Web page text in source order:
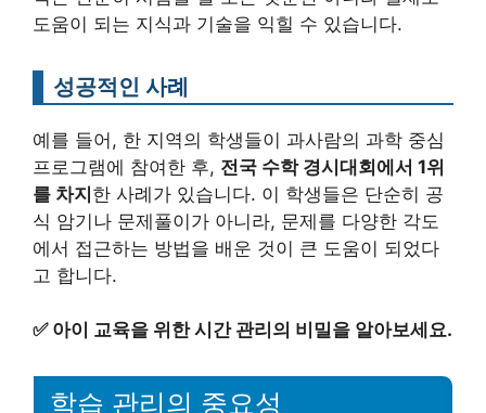
도움이 되는 지식과 기술을 익힐 수 있습니다.
성공적인 사례
예를 들어, 한 지역의 학생들이 과사람의 과학 중심
프로그램에 참여한 후, 전국 수학 경시대회에서 1위
를 차지한 사례가 있습니다. 이 학생들은 단순히 공
식 암기나 문제풀이가 아니라, 문제를 다양한 각도
에서 접근하는 방법을 배운 것이 큰 도움이 되었다
고 합니다.
✅ 아이 교육을 위한 시간 관리의 비밀을 알아보세요.
학습 관리의 중요성